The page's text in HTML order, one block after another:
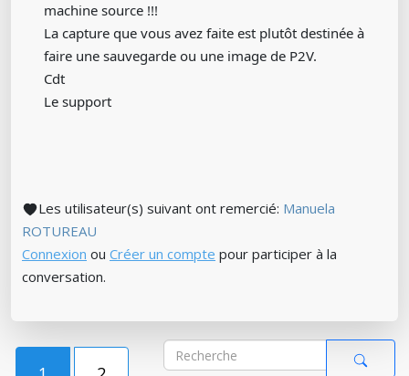
machine source !!!
La capture que vous avez faite est plutôt destinée à
faire une sauvegarde ou une image de P2V.
Cdt
Le support
Les utilisateur(s) suivant ont remercié: Manuela
ROTUREAU
Connexion ou Créer un compte pour participer à la
conversation.